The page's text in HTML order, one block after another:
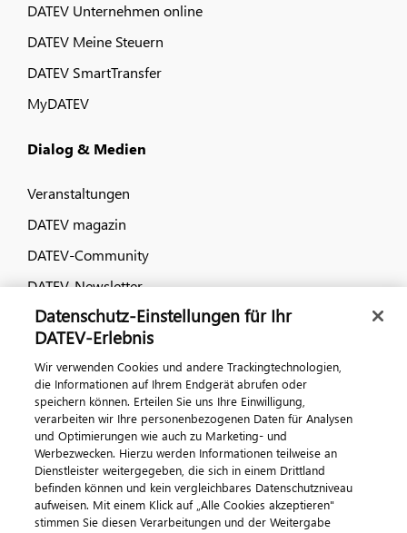
DATEV Unternehmen online
DATEV Meine Steuern
DATEV SmartTransfer
MyDATEV
Dialog & Medien
Veranstaltungen
DATEV magazin
DATEV-Community
DATEV-Newsletter
Kontaktieren Sie uns
ImpressumDatenschutzAGB Kontakt
Datenschutz-Einstellungen für Ihr
DATEV-Erlebnis
Wir verwenden Cookies und andere Trackingtechnologien,
die Informationen auf Ihrem Endgerät abrufen oder
speichern können. Erteilen Sie uns Ihre Einwilligung,
verarbeiten wir Ihre personenbezogenen Daten für Analysen
und Optimierungen wie auch zu Marketing- und
Werbezwecken. Hierzu werden Informationen teilweise an
Dienstleister weitergegeben, die sich in einem Drittland
befinden können und kein vergleichbares Datenschutzniveau
aufweisen. Mit einem Klick auf „Alle Cookies akzeptieren"
stimmen Sie diesen Verarbeitungen und der Weitergabe